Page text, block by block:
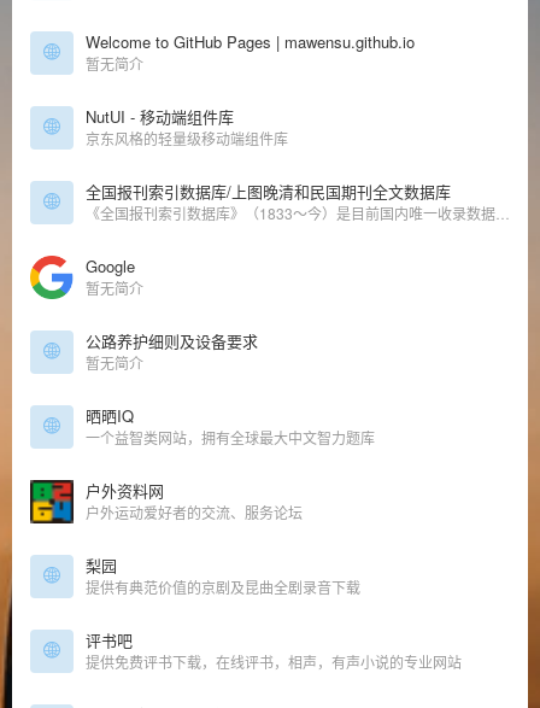
Welcome to GitHub Pages | mawensu.github.io
暂无简介
NutUI - 移动端组件库
京东风格的轻量级移动端组件库
全国报刊索引数据库/上图晚清和民国期刊全文数据库
Google
暂无简介
公路养护细则及设备要求
暂无简介
晒晒IQ
一个益智类网站，拥有全球最大中文智力题库
户外资料网
户外运动爱好者的交流、服务论坛
梨园
提供有典范价值的京剧及昆曲全剧录音下载
评书吧
提供免费评书下载，在线评书，相声，有声小说的专业网站